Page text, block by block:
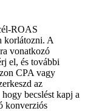
ROAS
korlátozni. A
vonatkozó
el, és további
CPA vagy
az
becslést kapj a
konverziós